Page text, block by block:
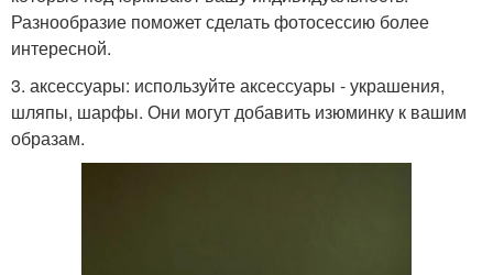
Разнообразие поможет сделать фотосессию более
интересной.
3. аксессуары: используйте аксессуары - украшения,
шляпы, шарфы. Они могут добавить изюминку к вашим
образам.